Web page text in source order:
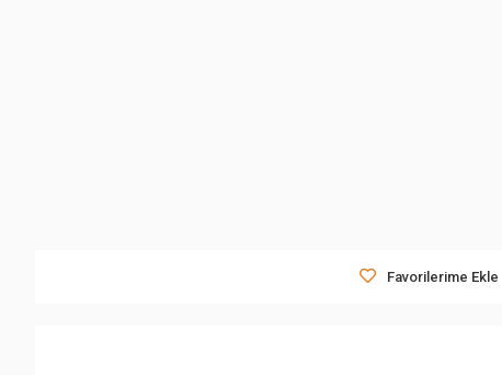
Favorilerime Ekle